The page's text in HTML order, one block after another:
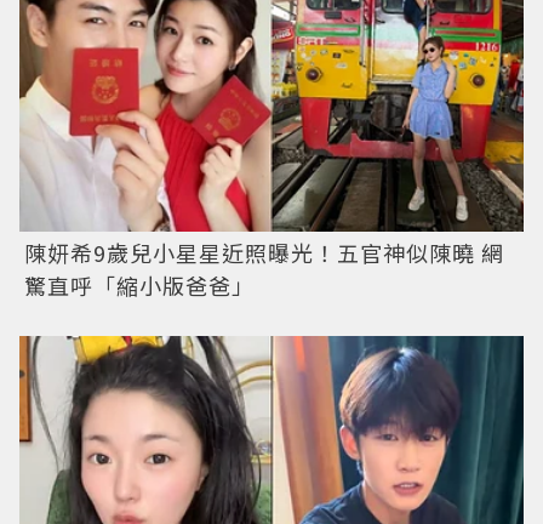
陳妍希9歲兒小星星近照曝光！五官神似陳曉 網
驚直呼「縮小版爸爸」